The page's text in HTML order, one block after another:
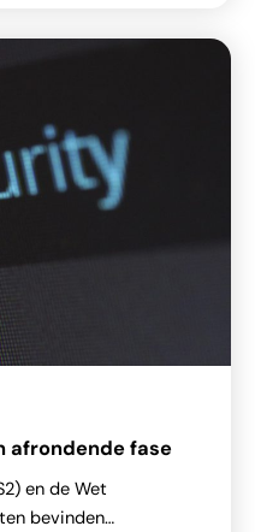
afrondende fase
en de Wet
bevinden…